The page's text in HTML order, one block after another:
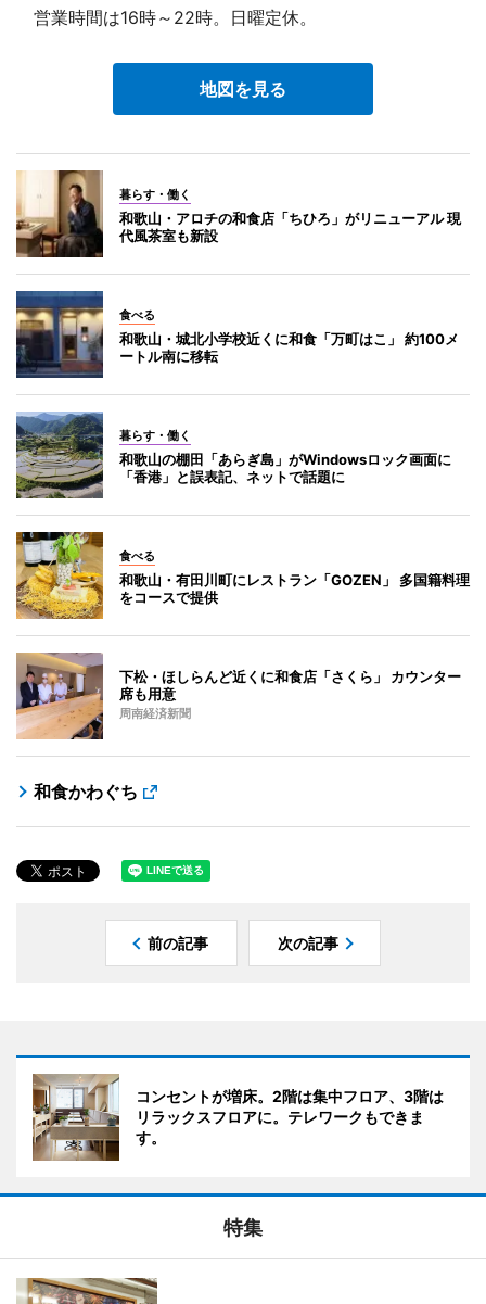
営業時間は16時～22時。日曜定休。
地図を見る
暮らす・働く
和歌山・アロチの和食店「ちひろ」がリニューアル 現
代風茶室も新設
食べる
和歌山・城北小学校近くに和食「万町はこ」 約100メ
ートル南に移転
暮らす・働く
和歌山の棚田「あらぎ島」がWindowsロック画面に
「香港」と誤表記、ネットで話題に
食べる
和歌山・有田川町にレストラン「GOZEN」 多国籍料理
をコースで提供
下松・ほしらんど近くに和食店「さくら」 カウンター
席も用意
周南経済新聞
和食かわぐち
前の記事 次の記事
コンセントが増床。2階は集中フロア、3階は
リラックスフロアに。テレワークもできま
す。
特集